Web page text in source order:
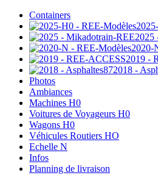
Containers
2025
2020-
2019 -
2018 -
Photos
Ambiances
Machines H0
Voitures de Voyageurs H0
Wagons H0
Véhicules Routiers HO
Echelle N
Infos
Planning de livraison